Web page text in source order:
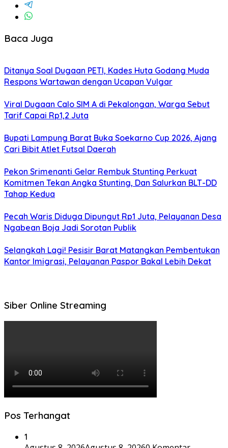
Baca Juga
Ditanya Soal Dugaan PETI, Kades Huta Godang Muda
Respons Wartawan dengan Ucapan Vulgar
Viral Dugaan Calo SIM A di Pekalongan, Warga Sebut
Tarif Capai Rp1,2 Juta
Bupati Lampung Barat Buka Soekarno Cup 2026, Ajang
Cari Bibit Atlet Futsal Daerah
Pekon Srimenanti Gelar Rembuk Stunting Perkuat
Komitmen Tekan Angka Stunting, Dan Salurkan BLT-DD
Tahap Kedua
Pecah Waris Diduga Dipungut Rp1 Juta, Pelayanan Desa
Ngabean Boja Jadi Sorotan Publik
Selangkah Lagi! Pesisir Barat Matangkan Pembentukan
Kantor Imigrasi, Pelayanan Paspor Bakal Lebih Dekat
Siber Online Streaming
Pos Terhangat
1